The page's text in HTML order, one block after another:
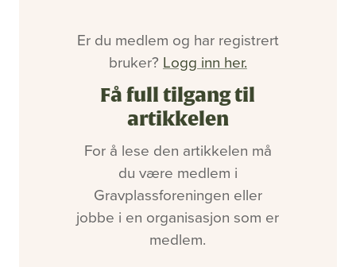
Annonsering
Ledige stillinger
Er du medlem og har registrert
bruker? Logg inn her.
Få full tilgang til
artikkelen
For å lese den artikkelen må
du være medlem i
Gravplassforeningen eller
jobbe i en organisasjon som er
medlem.